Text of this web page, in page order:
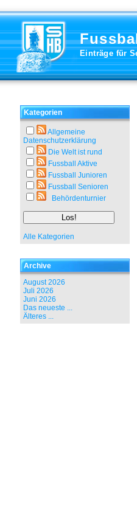
Einträge für
Kategorien
Allgemeine
Datenschutzerklärung
Die Welt ist rund
Fussball Aktive
Fussball Junioren
Fussball Senioren
Behördenturnier
Alle Kategorien
Archive
August 2026
Juli 2026
Juni 2026
Das neueste ...
Älteres ...